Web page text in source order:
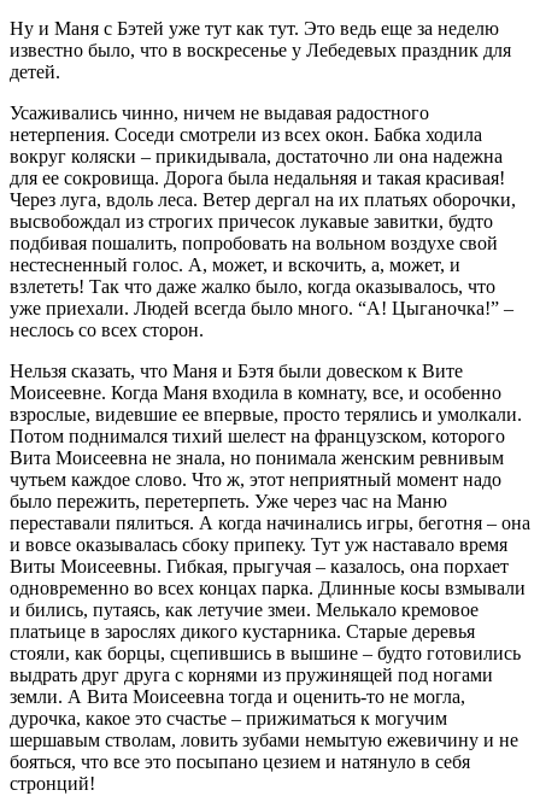
Ну и Маня с Бэтей уже тут как тут. Это ведь еще за неделю
известно было, что в воскресенье у Лебедевых праздник для
детей.
Усаживались чинно, ничем не выдавая радостного
нетерпения. Соседи смотрели из всех окон. Бабка ходила
вокруг коляски – прикидывала, достаточно ли она надежна
для ее сокровища. Дорога была недальняя и такая красивая!
Через луга, вдоль леса. Ветер дергал на их платьях оборочки,
высвобождал из строгих причесок лукавые завитки, будто
подбивая пошалить, попробовать на вольном воздухе свой
нестесненный голос. А, может, и вскочить, а, может, и
взлететь! Так что даже жалко было, когда оказывалось, что
уже приехали. Людей всегда было много. “А! Цыганочка!” –
неслось со всех сторон.
Нельзя сказать, что Маня и Бэтя были довеском к Вите
Моисеевне. Когда Маня входила в комнату, все, и особенно
взрослые, видевшие ее впервые, просто терялись и умолкали.
Потом поднимался тихий шелест на французском, которого
Вита Моисеевна не знала, но понимала женским ревнивым
чутьем каждое слово. Что ж, этот неприятный момент надо
было пережить, перетерпеть. Уже через час на Маню
переставали пялиться. А когда начинались игры, беготня – она
и вовсе оказывалась сбоку припеку. Тут уж наставало время
Виты Моисеевны. Гибкая, прыгучая – казалось, она порхает
одновременно во всех концах парка. Длинные косы взмывали
и бились, путаясь, как летучие змеи. Мелькало кремовое
платьице в зарослях дикого кустарника. Старые деревья
стояли, как борцы, сцепившись в вышине – будто готовились
выдрать друг друга с корнями из пружинящей под ногами
земли. А Вита Моисеевна тогда и оценить-то не могла,
дурочка, какое это счастье – прижиматься к могучим
шершавым стволам, ловить зубами немытую ежевичину и не
бояться, что все это посыпано цезием и натянуло в себя
стронций!